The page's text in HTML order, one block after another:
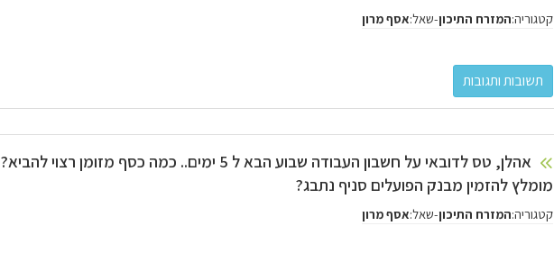
קטגוריה:המזרח התיכון-שאל:אסף מרון
אהלן, טס לדובאי על חשבון העבודה שבוע הבא ל 5 ימים.. כמה כסף מזומן רצוי להביא?
מומלץ להזמין מבנק הפועלים סניף נתבג?
קטגוריה:המזרח התיכון-שאל:אסף מרון